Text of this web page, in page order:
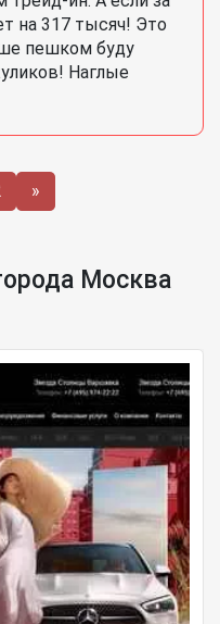
на 317 тысяч! Это
пешком буду
Наглые
»
Москва